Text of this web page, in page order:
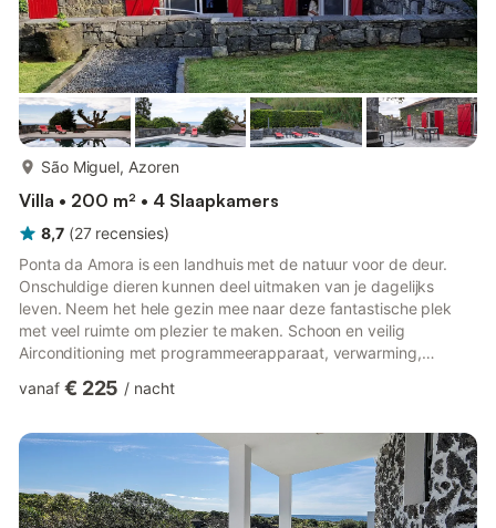
São Miguel, Azoren
Villa • 200 m² • 4 Slaapkamers
8,7 (27 recensies)
Ponta da Amora is een landhuis met de natuur voor de deur.
Onschuldige dieren kunnen deel uitmaken van je dagelijks
leven. Neem het hele gezin mee naar deze fantastische plek
met veel ruimte om plezier te maken. Schoon en veilig
Airconditioning met programmeerapparaat, verwarming,
huis in een rustig en vredig dorp, - Toegang voor gasten Het
toegang tot het hele huis, de tuin en het zwembad. - Andere
dingen om in gedachten te houden Het huis heeft trappen, dus
het is niet a...
vanaf € 225 / nacht